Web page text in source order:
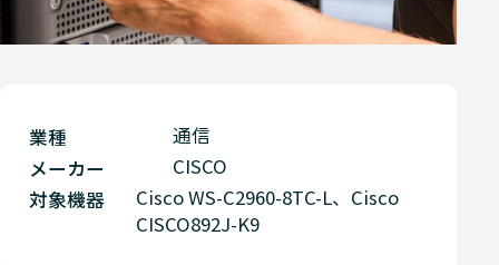
業種
通信
メーカー
CISCO
対象機器
Cisco WS-C2960-8TC-L、Cisco
CISCO892J-K9